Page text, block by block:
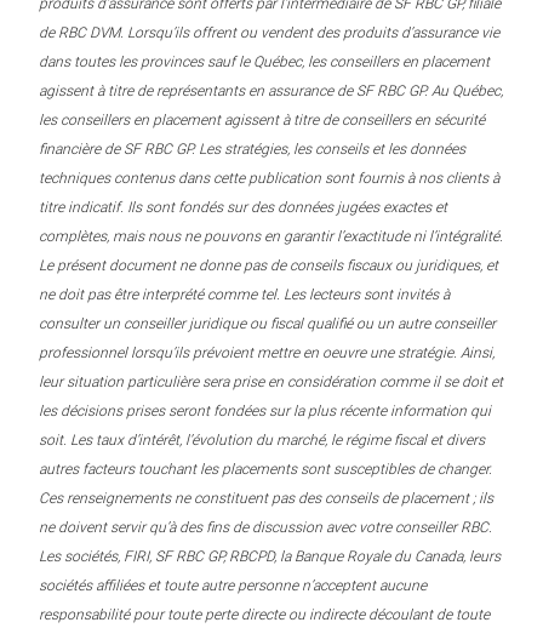
produits d’assurance sont offerts par l’intermédiaire de SF RBC GP, filiale
de RBC DVM. Lorsqu’ils offrent ou vendent des produits d’assurance vie
dans toutes les provinces sauf le Québec, les conseillers en placement
agissent à titre de représentants en assurance de SF RBC GP. Au Québec,
les conseillers en placement agissent à titre de conseillers en sécurité
financière de SF RBC GP. Les stratégies, les conseils et les données
techniques contenus dans cette publication sont fournis à nos clients à
titre indicatif. Ils sont fondés sur des données jugées exactes et
complètes, mais nous ne pouvons en garantir l’exactitude ni l’intégralité.
Le présent document ne donne pas de conseils fiscaux ou juridiques, et
ne doit pas être interprété comme tel. Les lecteurs sont invités à
consulter un conseiller juridique ou fiscal qualifié ou un autre conseiller
professionnel lorsqu’ils prévoient mettre en oeuvre une stratégie. Ainsi,
leur situation particulière sera prise en considération comme il se doit et
les décisions prises seront fondées sur la plus récente information qui
soit. Les taux d’intérêt, l’évolution du marché, le régime fiscal et divers
autres facteurs touchant les placements sont susceptibles de changer.
Ces renseignements ne constituent pas des conseils de placement ; ils
ne doivent servir qu’à des fins de discussion avec votre conseiller RBC.
Les sociétés, FIRI, SF RBC GP, RBCPD, la Banque Royale du Canada, leurs
sociétés affiliées et toute autre personne n’acceptent aucune
responsabilité pour toute perte directe ou indirecte découlant de toute